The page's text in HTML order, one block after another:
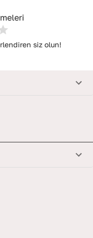
siz olun!